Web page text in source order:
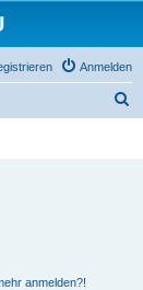
Anmelden
anmelden?!